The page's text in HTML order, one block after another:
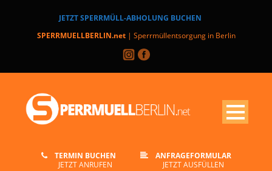
JETZT SPERRMÜLL-ABHOLUNG BUCHEN
SPERRMUELLBERLIN.net| Sperrmüllentsorgung in Berlin
TERMIN BUCHEN
JETZT ANRUFEN
ANFRAGEFORMULAR
JETZT AUSFÜLLEN